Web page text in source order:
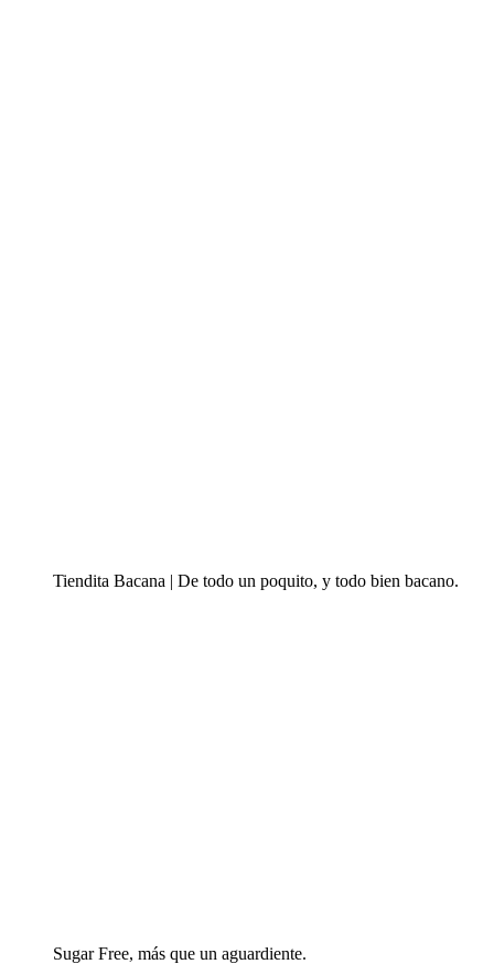
Tiendita Bacana | De todo un poquito, y todo bien bacano.
Sugar Free, más que un aguardiente.